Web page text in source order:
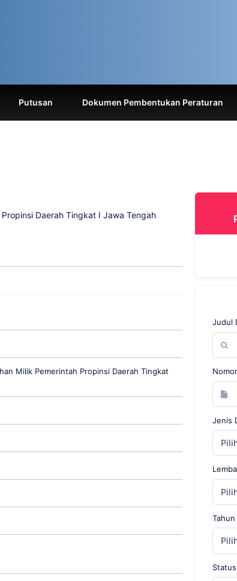
Putusan Dokumen Pembentukan Peraturan
Daerah Tingkat I Jawa Tengah
Milik Pemerintah Propinsi Daerah Tingkat
Judul
Jenis